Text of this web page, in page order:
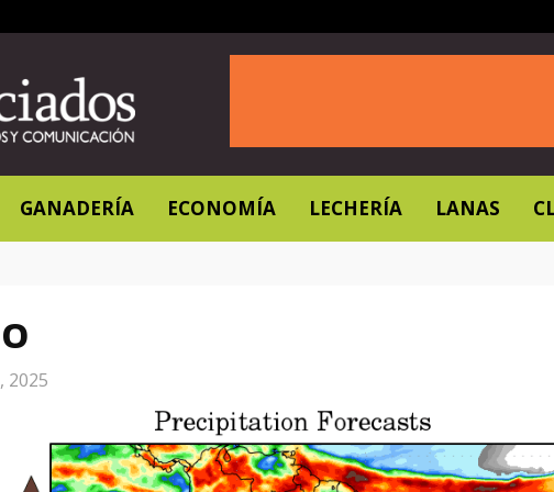
GANADERÍA ECONOMÍA LECHERÍA LANAS
2025